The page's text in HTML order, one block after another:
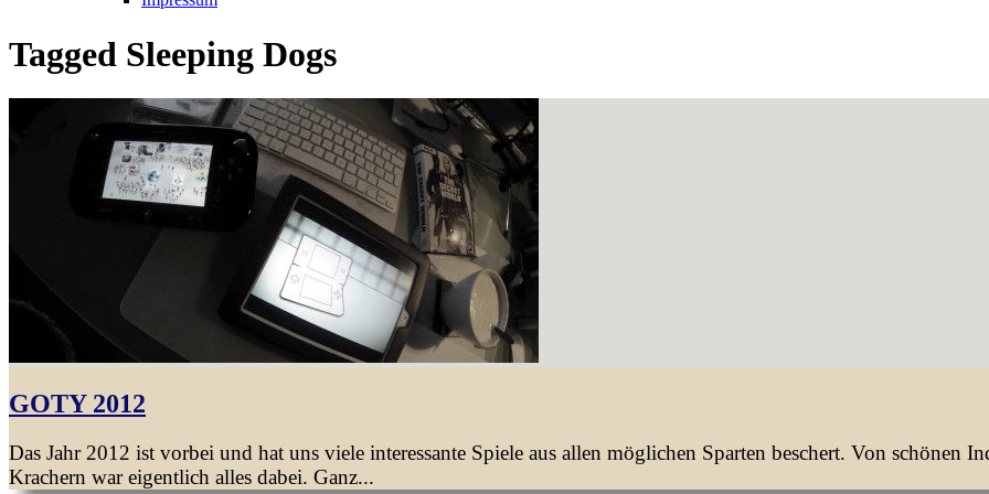
Tagged Sleeping Dogs
GOTY 2012
Das Jahr 2012 ist vorbei und hat uns viele interessante Spiele aus allen möglichen Sparten beschert. Von schönen
Krachern war eigentlich alles dabei. Ganz...